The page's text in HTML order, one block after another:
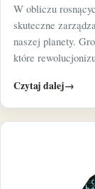
W obliczu
skuteczne
naszej planety.
które
Czytaj dalej→